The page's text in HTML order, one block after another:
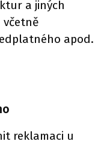
a jiných
včetně
apod.
reklamaci u